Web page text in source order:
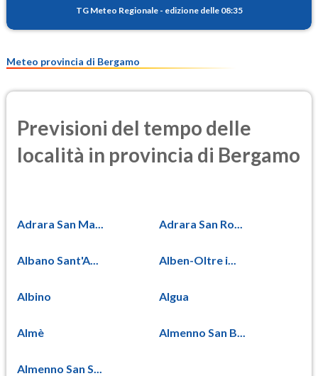
TG Meteo Regionale - edizione delle 08:35
Meteo provincia di Bergamo
Previsioni del tempo delle
località in provincia di Bergamo
Adrara San Ma... Adrara San Ro...
Albano Sant'A... Alben-Oltre i...
Albino Algua
Almè Almenno San B...
Almenno San S...